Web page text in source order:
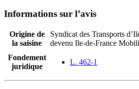
Informations sur l’avis
Origine de
la saisine
Syndicat des Transports
devenu Ile-de-France
Fondement
juridique
L. 462-1